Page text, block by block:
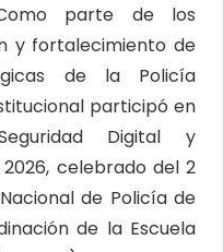
parte de los
y fortalecimiento de
de la Policía
participó en
Digital y
celebrado del 2
de Policía de
de la Escuela